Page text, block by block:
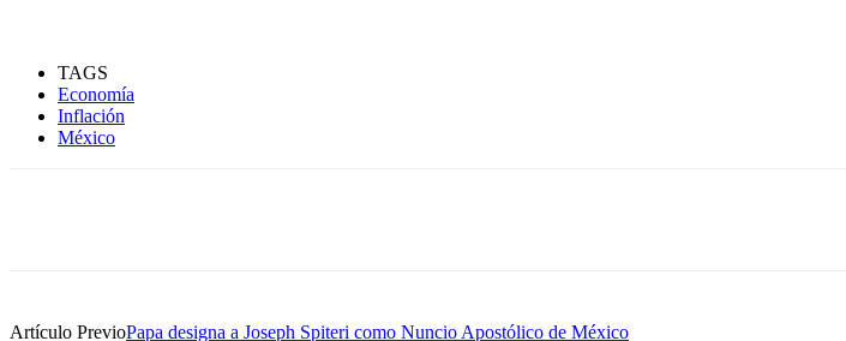
TAGS
Economía
Inflación
México
Artículo PrevioPapa designa a Joseph Spiteri como Nuncio Apostólico de México